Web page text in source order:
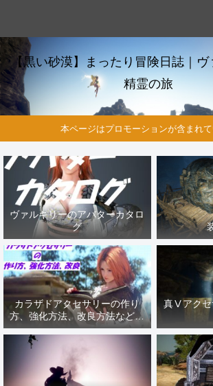
【黒い砂漠】まったり冒険日誌｜
精霊の旅
本ページはプロモーションが含まれて
ヴァルキリーのアバターカタロ
グ
カラザドアクセサリーの作り
方、強化方法、改良方法などま
とめ【黒い砂漠冒険日誌１４１
真Ⅴアクセ